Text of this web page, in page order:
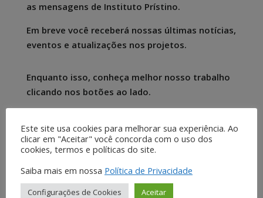
as mensagens de Instituto Prístino.
Em breve você receberá nossas últimas notícias,
eventos e atualizações nos projetos.
Enquanto isso, conheça melhor nosso trabalho
clicando nos botões ao lado.
Em caso de dúvida, envie um e-mail para
contato@institutopristino.org.br
Projetos
Este site usa cookies para melhorar sua experiência. Ao
clicar em "Aceitar" você concorda com o uso dos
cookies, termos e políticas do site.
Saiba mais em nossa Política de Privacidade
Configurações de Cookies Aceitar